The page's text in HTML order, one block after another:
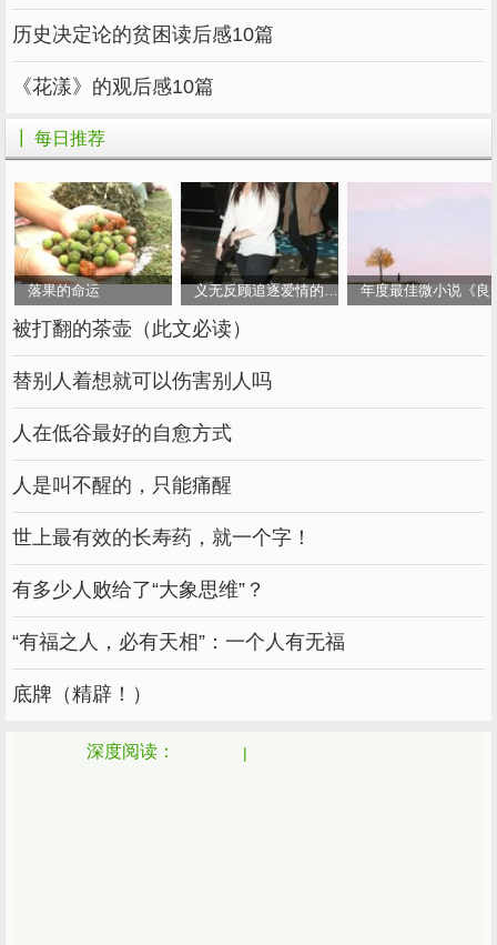
历史决定论的贫困读后感10篇
《花漾》的观后感10篇
┃ 每日推荐
落果的命运 义无反顾追逐爱情的女人 年度最佳微小说《良
被打翻的茶壶（此文必读）
替别人着想就可以伤害别人吗
人在低谷最好的自愈方式
人是叫不醒的，只能痛醒
世上最有效的长寿药，就一个字！
有多少人败给了“大象思维”？
“有福之人，必有天相”：一个人有无福
底牌（精辟！）
深度阅读：